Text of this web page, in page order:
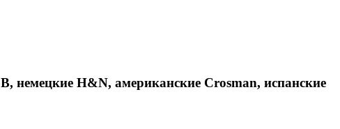
немецкие H&N, американские Crosman, испанские